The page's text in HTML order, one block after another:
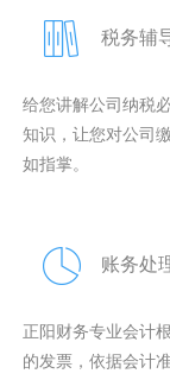
税务辅
给您讲解公司纳税
知识，让您对公司
如指掌。
账务处
正阳财务专业会计
的发票，依据会计